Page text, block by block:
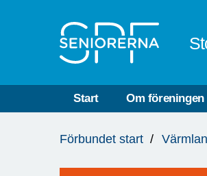
Start Om föreningen
är
Förbundet start